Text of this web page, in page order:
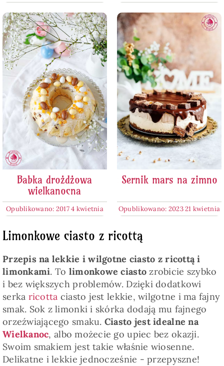
Babka drożdżowa
wielkanocna
Opublikowano: 2017 4 kwietnia
Sernik mars na zimno
Opublikowano: 2023 21 kwietnia
Limonkowe ciasto z ricottą
Przepis na lekkie i wilgotne ciasto z ricottą i
limonkami. To limonkowe ciasto zrobicie szybko
i bez większych problemów. Dzięki dodatkowi
serka ricotta ciasto jest lekkie, wilgotne i ma fajny
smak. Sok z limonki i skórka dodają mu fajnego
orzeźwiającego smaku. Ciasto jest idealne na
Wielkanoc, albo możecie go upiec bez okazji.
Swoim smakiem jest takie właśnie wiosenne.
Delikatne i lekkie jednocześnie - przepyszne!